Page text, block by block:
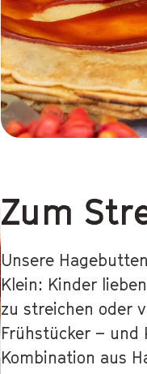
Zum
Unsere
Klein: Kinder
zu streichen oder
Frühstücker – und
Kombination aus